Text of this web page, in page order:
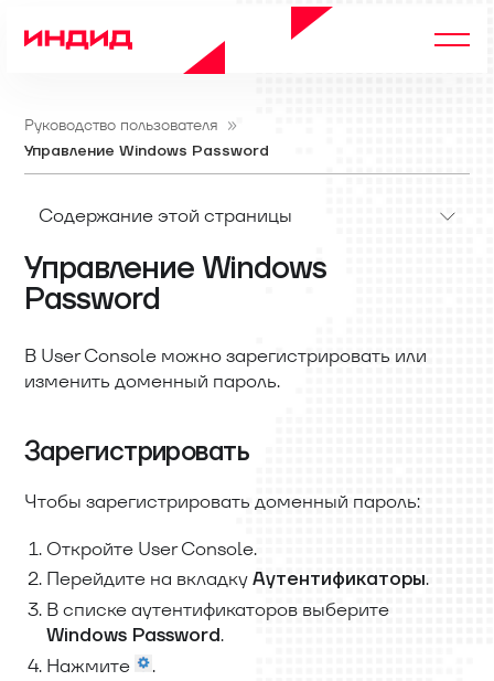
Руководство пользователя
Управление Windows Password
Содержание этой страницы
Управление Windows
Password
В User Console можно зарегистрировать или
изменить доменный пароль.
Зарегистрировать
Чтобы зарегистрировать доменный пароль:
Откройте User Console.
Перейдите на вкладкуАутентификаторы.
В списке аутентификаторов выберите
Windows Password.
Нажмите
.